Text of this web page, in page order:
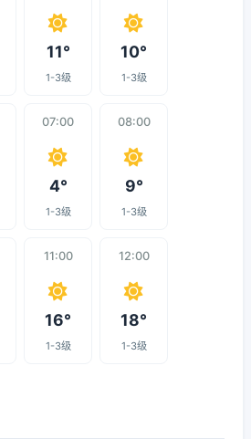
11°
1-3级
10°
1-3级
07:00
4°
1-3级
08:00
9°
1-3级
11:00
16°
1-3级
12:00
18°
1-3级